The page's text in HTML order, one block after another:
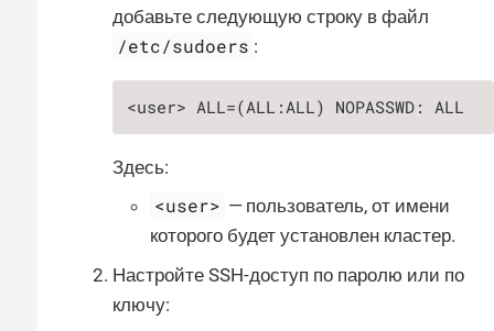
добавьте следующую строку в файл
/etc/sudoers :
<user> ALL=(ALL:ALL) NOPASSWD: ALL
Здесь:
<user> — пользователь, от имени
которого будет установлен кластер.
Настройте SSH-доступ по паролю или по
ключу: